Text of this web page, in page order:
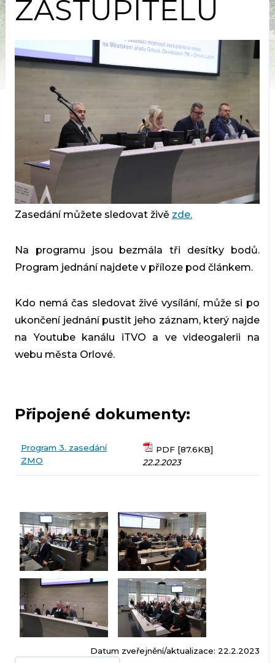
ZASTUPITELŮ
Zasedání můžete sledovat živě zde.
Na programu jsou bezmála tři desítky bodů.
Program jednání najdete v příloze pod článkem.
Kdo nemá čas sledovat živé vysílání, může si po
ukončení jednání pustit jeho záznam, který najde
na Youtube kanálu iTVO a ve videogalerii na
webu města Orlové.
Připojené dokumenty:
Program 3. zasedání
ZMO
PDF [87.6KB]
22.2.2023
Datum zveřejnění/aktualizace: 22.2.2023